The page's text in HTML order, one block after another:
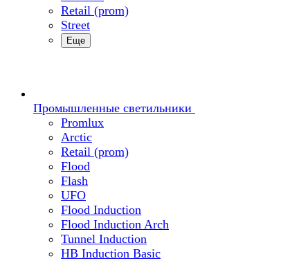
Retail (prom)
Street
Еще
Промышленные светильники
Promlux
Arctic
Retail (prom)
Flood
Flash
UFO
Flood Induction
Flood Induction Arch
Tunnel Induction
HB Induction Basic